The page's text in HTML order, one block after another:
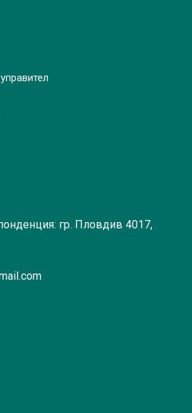
гр. Пловдив 4017,